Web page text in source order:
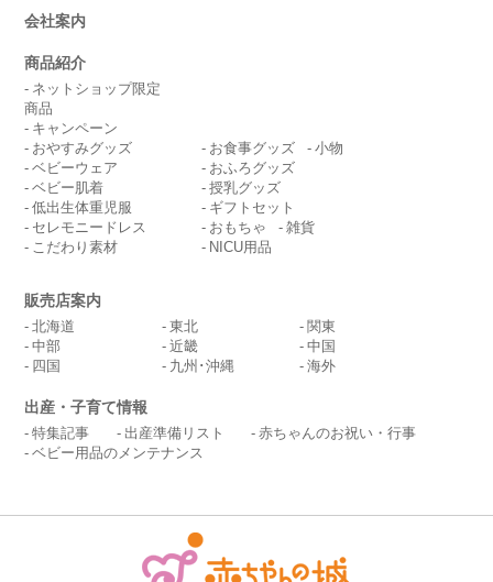
会社案内
商品紹介
ネットショップ限定
商品
キャンペーン
おやすみグッズ
ベビーウェア
ベビー肌着
低出生体重児服
セレモニードレス
こだわり素材
お食事グッズ
小物
おふろグッズ
授乳グッズ
ギフトセット
おもちゃ
雑貨
NICU用品
販売店案内
北海道 東北
関東
中部
近畿
中国
四国
九州･沖縄 海外
出産・子育て情報
特集記事 出産準備リスト
赤ちゃんのお祝い・行事
ベビー用品のメンテナンス